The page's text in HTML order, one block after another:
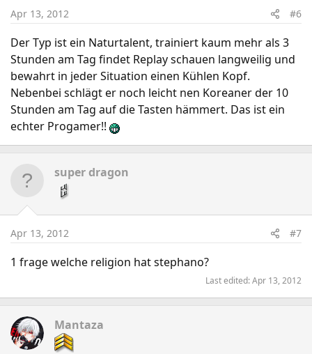
Apr 13, 2012 #6
Der Typ ist ein Naturtalent, trainiert kaum mehr als 3
Stunden am Tag findet Replay schauen langweilig und
bewahrt in jeder Situation einen Kühlen Kopf.
Nebenbei schlägt er noch leicht nen Koreaner der 10
Stunden am Tag auf die Tasten hämmert. Das ist ein
echter Progamer!!
super dragon
Apr 13, 2012 #7
1 frage welche religion hat stephano?
Last edited:Apr 13, 2012
Mantaza